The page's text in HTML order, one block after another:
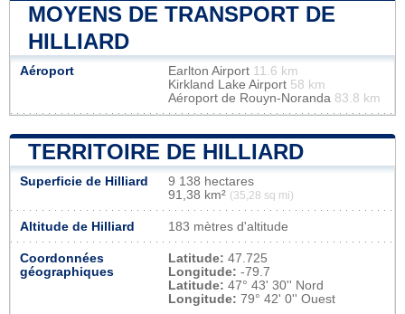
MOYENS DE TRANSPORT DE
HILLIARD
Aéroport Earlton Airport 11.6 km
Kirkland Lake Airport 58 km
Aéroport de Rouyn-Noranda 83.8 km
TERRITOIRE DE HILLIARD
Superficie de Hilliard
9 138 hectares
91,38 km² (35,28 sq mi)
Altitude de Hilliard 183 mètres d'altitude
Coordonnées
géographiques
Latitude: 47.725
Longitude: -79.7
Latitude: 47° 43' 30'' Nord
Longitude: 79° 42' 0'' Ouest